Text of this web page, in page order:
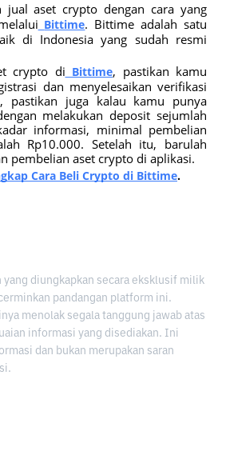
jual aset crypto dengan cara yang
Bittime. Bittime adalah satu
di Indonesia yang sudah resmi
crypto di Bittime, pastikan kamu
dan menyelesaikan verifikasi
pastikan juga kalau kamu punya
melakukan deposit sejumlah
informasi, minimal pembelian
Rp10.000. Setelah itu, barulah
pembelian aset crypto di aplikasi.
Cara Beli Crypto di Bittime.
yang diungkapkan secara eksklusif milik
pandangan platform ini.
menolak segala tanggung jawab atas
informasi yang disediakan. Ini
dan bukan merupakan saran